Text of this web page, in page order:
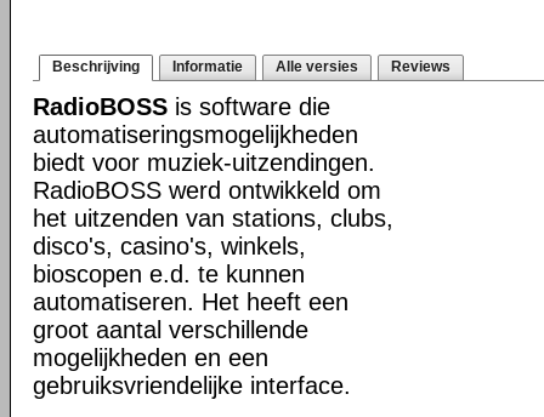
Beschrijving Informatie Alle versies Reviews
RadioBOSS is software die
automatiseringsmogelijkheden
biedt voor muziek-uitzendingen.
RadioBOSS werd ontwikkeld om
het uitzenden van stations, clubs,
disco's, casino's, winkels,
bioscopen e.d. te kunnen
automatiseren. Het heeft een
groot aantal verschillende
mogelijkheden en een
gebruiksvriendelijke interface.